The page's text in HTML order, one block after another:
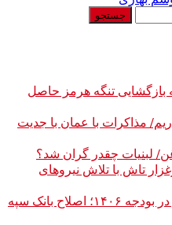
بازگشایی تنگه هرمز حاصل
مذاکرات با عمان با جدیت
مرغزار تاش با تلاش نیروهای
تسویه بدهی‌های صنعت دارو در بودجه ۱۴۰۶؛ اصلاح بانک سپه